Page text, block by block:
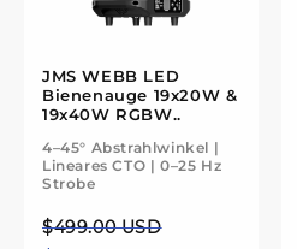
n
JMS WEBB LED
Bienenauge 19x20W &
19x40W RGBW..
4–45° Abstrahlwinkel |
Lineares CTO | 0–25 Hz
Strobe
Regulärer
$499.00 USD
Verkaufspreis